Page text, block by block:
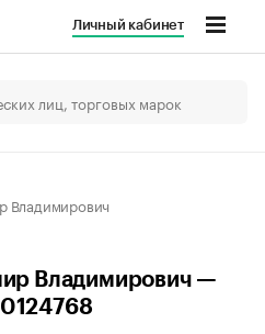
Личный кабинет
Владимирович
Владимирович —